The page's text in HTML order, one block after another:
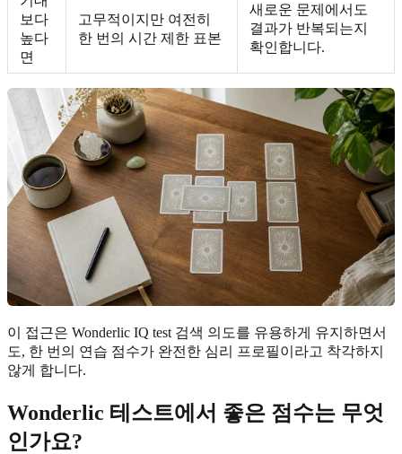
보다
높다
면
고무적이지만 여전히
한 번의 시간 제한 표본
새로운 문제에서도
결과가 반복되는지
확인합니다.
이 접근은 Wonderlic IQ test 검색 의도를 유용하게 유지하면서
도, 한 번의 연습 점수가 완전한 심리 프로필이라고 착각하지
않게 합니다.
Wonderlic 테스트에서 좋은 점수는 무엇
인가요?